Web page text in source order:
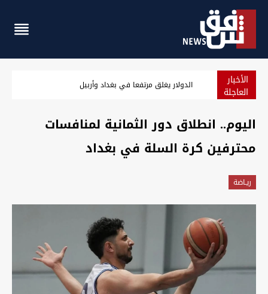
الأخبار
العاجلة الدولار يغلق مرتفعا في بغداد وأربيل
اليوم.. انطلاق دور الثمانية لمنافسات
محترفين كرة السلة في بغداد
ريـاضة